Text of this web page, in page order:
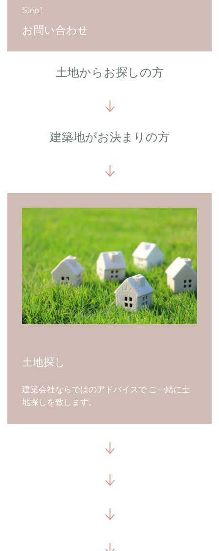
Step1
お問い合わせ
土地からお探しの方
建築地がお決まりの方
土地探し
建築会社ならではのアドバイスで ご一緒に土
地探しを致します。